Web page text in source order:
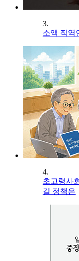
3.
소액 직역
4.
초고령사
길 정책은